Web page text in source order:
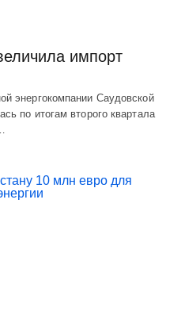
импорт
энергокомпании Саудовской
по итогам второго квартала